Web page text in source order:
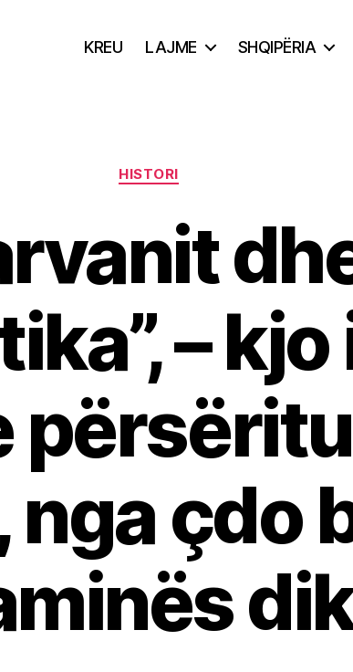
KREU LAJME SHQIPËRIA
Categories
HISTORI
–
nga çdo